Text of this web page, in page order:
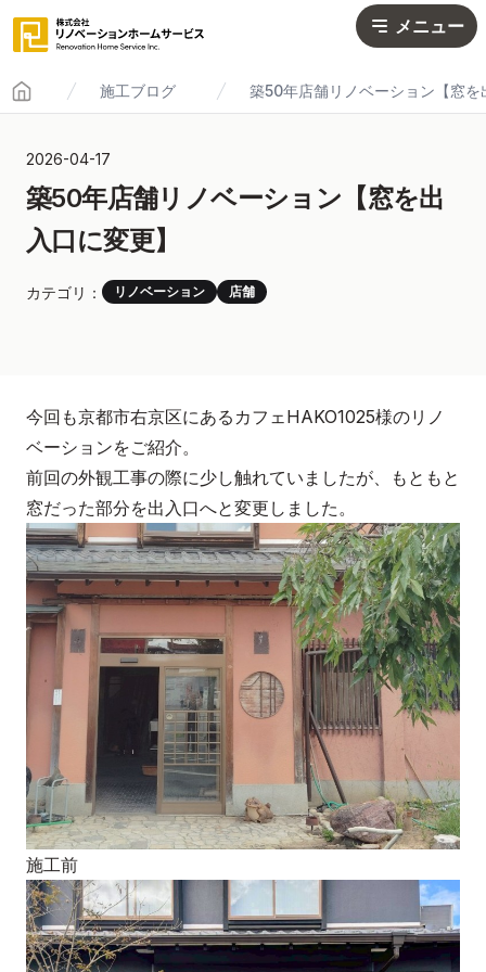
Home 施工ブログ 築50年店舗リノベーション【窓を
2026-04-17
築50年店舗リノベーション【窓を出
入口に変更】
カテゴリ： リノベーション 店舗
今回も京都市右京区にあるカフェHAKO1025様のリノ
ベーションをご紹介。
前回の外観工事の際に少し触れていましたが、もともと
窓だった部分を出入口へと変更しました。
施工前
メニュー